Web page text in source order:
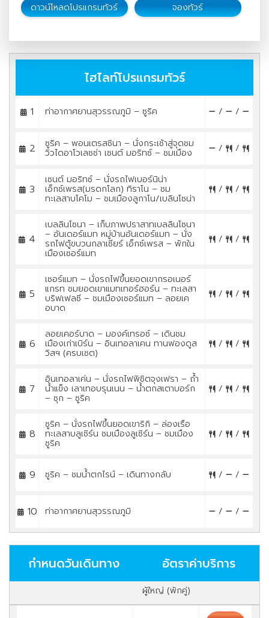
ดาวน์โหลดโปรแกรมทัวร์ จองทัวร์
ไฮไลท์โปรแกรมทัวร์
1 ท่าอากาศยานสุวรรณภูมิ – ซูริค / /
2 ซูริค – พอนเตรสซินา – นั่งกระเช้าสู่จุดชม
วิวไดอาโวเลซซ่า เซนต์ มอริทซ์ – ชมเมือง / /
3
เซนต์ มอริทซ์ – นั่งรถไฟเบอร์นิน่า
เอ็กซ์เพรส(มรดกโลก) ทิราโน – ชม
ทะเลสาบโคโม – ชมเมืองลูกาโน/เบลินโซน่า
/ /
4
เบลลินโซนา – เก็บภาพปราสาทเบลลินโซนา
– อันเดอร์แมท หมู่บ้านอันเดอร์แมท – นั่ง
รถไฟตู้ขบวนกลาเซียร์ เอ็กซ์เพรส – พักใน
เมืองเซอร์แมท
/ /
5
เซอร์แมท – นั่งรถไฟขึ้นยอดเขากรอเนอร์
แกรท ชมยอดเขาแมทเทอร์ฮอร์น – ทะเลสา
บริฟเฟลซี – ชมเมืองเซอร์แมท – ลอยเค
อบาด
/ /
6
ลอยเคอร์บาด – มองค์เทรอซ์ – เดินชม
เมืองเก่าเบิร์น – อินเทอลาเคน ทานฟองดูส
วิสฯ (ครบเซต)
/ /
7
อินเทอลาเค่น – นั่งรถไฟพิชิตจุงเฟรา – ถ้ำ
น้ำแข็ง เลาเทอบรุนเนน – น้ำตกสเตาบอร์ก
– ซุก – ซูริค
/ /
8
ซูริค – นั่งรถไฟขึ้นยอดเขาริกิ – ล่องเรือ
ทะเลสาบลูเซิร์น ชมเมืองลูเซิร์น – ชมเมือง
ซูริค
/ /
9 ซูริค – ชมน้ำตกไรน์ – เดินทางกลับ / /
10 ท่าอากาศยานสุวรรณภูมิ / /
กำหนดวันเดินทาง อัตราค่าบริการ
ผู้ใหญ่ (พักคู่)